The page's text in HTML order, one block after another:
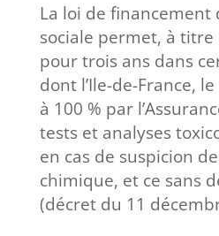
La loi de financement
sociale permet, à
pour trois ans dans
dont l’Ile-de-France,
à 100 % par
tests et analyses
en cas de suspicion
chimique, et ce sans
(décret du 11